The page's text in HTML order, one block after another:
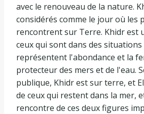
avec le renouveau de la nature.
considérés comme le jour où les
rencontrent sur Terre. Khidr est
ceux qui sont dans des
représentent l'abondance et la
protecteur des mers et de l'eau.
publique, Khidr est sur terre, et
de ceux qui restent dans la mer,
rencontre de ces deux figures